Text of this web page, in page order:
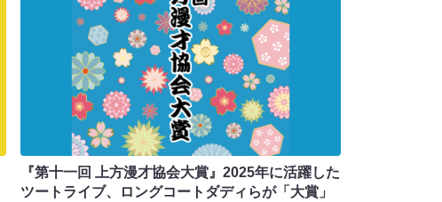
『第十一回 上方漫才協会大賞』2025年に活躍した
ツートライブ、ロングコートダディらが「大賞」